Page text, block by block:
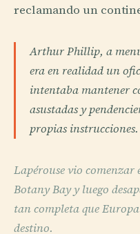
reclamando un
Arthur Phillip, a
era en realidad un
intentaba mantener
asustadas y
propias instrucciones.
Lapérouse vio
Botany Bay y luego
tan completa que
destino.